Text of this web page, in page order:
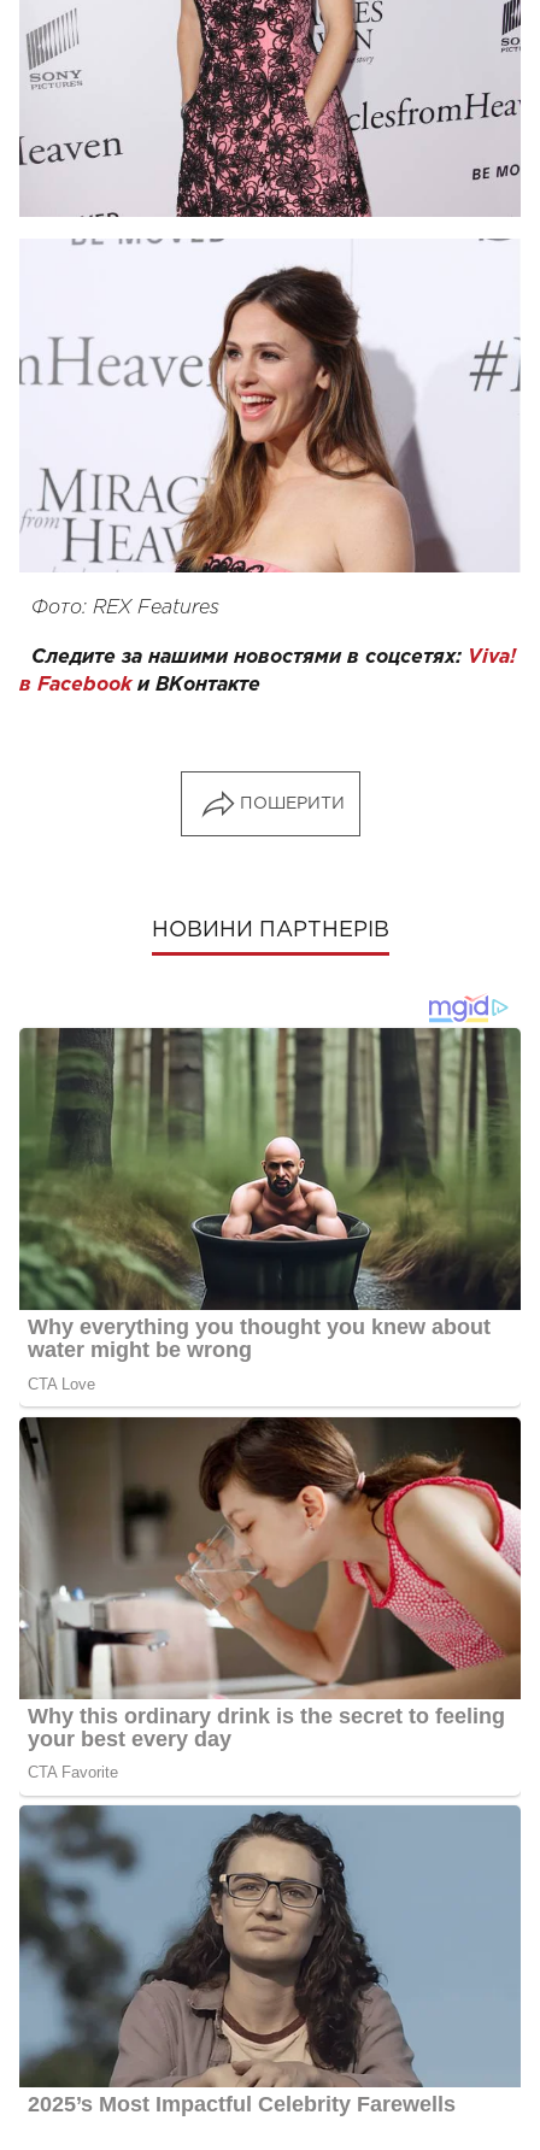
Фото: REX Features
Следите за нашими новостями в соцсетях: Viva!
в Facebookи ВКонтакте
ПОШЕРИТИ
НОВИНИ ПАРТНЕРІВ